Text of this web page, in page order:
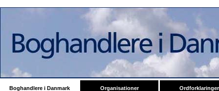
Boghandlere i Danmark Organisationer Ordforklaringer